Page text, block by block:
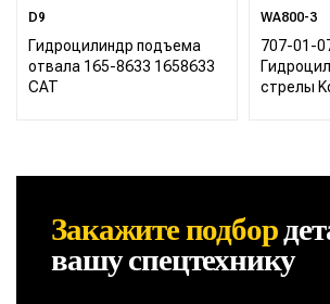
D9
Гидроцилиндр подъема
отвала 165-8633 1658633
CAT
WA800-3
707-01-
стрелы
Закажите подбор
вашу спецтехнику